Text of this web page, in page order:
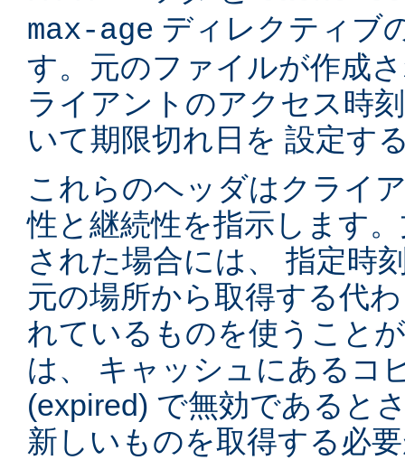
max-age ディレクティブ
す。元のファイルが作成
ライアントのアクセス時
いて期限切れ日を 設定す
これらのヘッダはクライ
性と継続性を指示します
された場合には、 指定時
元の場所から取得する代
れているものを使うこと
は、 キャッシュにあるコ
(expired) で無効であると
新しいものを取得する必